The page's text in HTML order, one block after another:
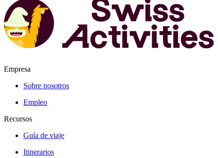
Empresa
Sobre nosotros
Empleo
Recursos
Guía de viaje
Itinerarios